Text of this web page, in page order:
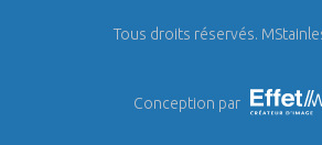
Tous droits réservés.
Conception par